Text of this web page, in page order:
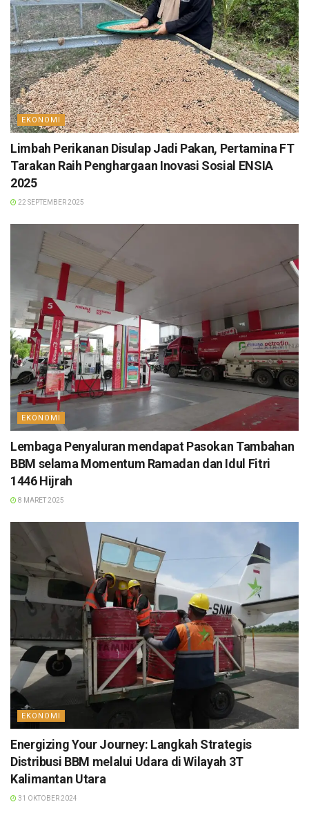
EKONOMI
Limbah Perikanan Disulap Jadi Pakan, Pertamina FT
Tarakan Raih Penghargaan Inovasi Sosial ENSIA
2025
22 SEPTEMBER 2025
EKONOMI
Lembaga Penyaluran mendapat Pasokan Tambahan
BBM selama Momentum Ramadan dan Idul Fitri
1446 Hijrah
8 MARET 2025
EKONOMI
Energizing Your Journey: Langkah Strategis
Distribusi BBM melalui Udara di Wilayah 3T
Kalimantan Utara
31 OKTOBER 2024